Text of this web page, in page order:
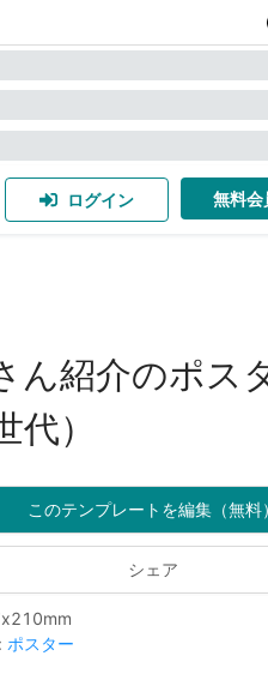
ログイン 無料会
ん紹介のポス
代）
このテンプレートを編集（無料）
シェア
x210mm
: ポスター